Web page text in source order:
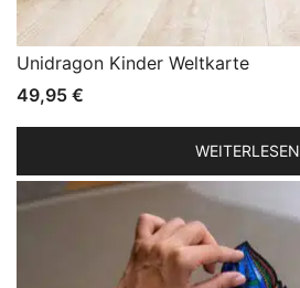
Unidragon Kinder Weltkarte
49,95 €
WEITERLESEN